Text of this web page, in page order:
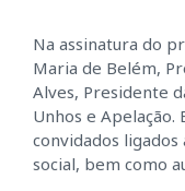
Na assinatura do
Maria de Belém,
Alves, Presidente
Unhos e
convidados
social, bem como